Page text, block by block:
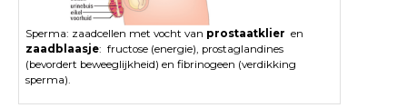
Sperma: zaadcellen met vocht van prostaatklier en
zaadblaasje: fructose (energie), prostaglandines
(bevordert beweeglijkheid) en fibrinogeen (verdikking
sperma).